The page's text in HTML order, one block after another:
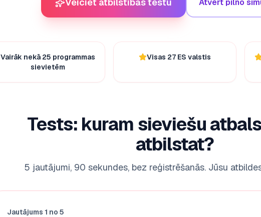
Atvērt pilno
Vairāk nekā 25 programmas
sievietēm
Visas 27 ES valstis
Tests: kuram sieviešu
atbilstat?
5 jautājumi, 90 sekundes, bez reģistrēšanās. Jūsu
Jautājums 1 no 5